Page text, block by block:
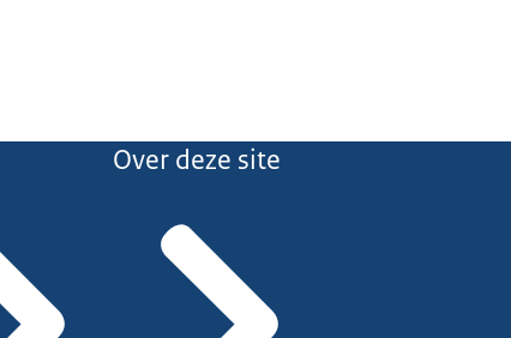
Over deze site